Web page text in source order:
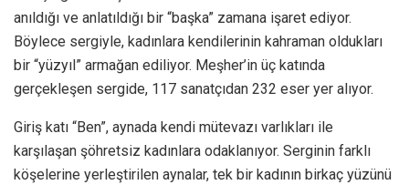
anıldığı ve anlatıldığı bir “başka” zamana işaret ediyor.
Böylece sergiyle, kadınlara kendilerinin kahraman oldukları
bir “yüzyıl” armağan ediliyor. Meşher’in üç katında
gerçekleşen sergide, 117 sanatçıdan 232 eser yer alıyor.
Giriş katı “Ben”, aynada kendi mütevazı varlıkları ile
karşılaşan şöhretsiz kadınlara odaklanıyor. Serginin farklı
köşelerine yerleştirilen aynalar, tek bir kadının birkaç yüzünü